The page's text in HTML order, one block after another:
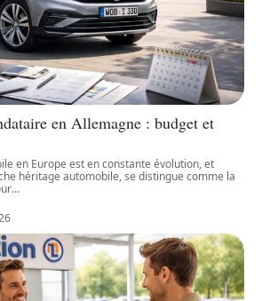
en Allemagne : budget et
en Europe est en constante évolution, et
héritage automobile, se distingue comme la
…